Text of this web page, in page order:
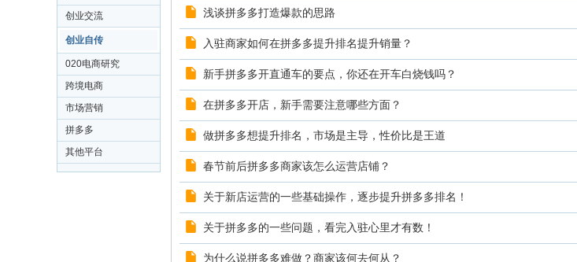
创业交流
创业自传
020电商研究
跨境电商
市场营销
拼多多
其他平台
浅谈拼多多打造爆款的思路
入驻商家如何在拼多多提升排名提升销量？
新手拼多多开直通车的要点，你还在开车白烧钱吗？
在拼多多开店，新手需要注意哪些方面？
做拼多多想提升排名，市场是主导，性价比是王道
春节前后拼多多商家该怎么运营店铺？
关于新店运营的一些基础操作，逐步提升拼多多排名！
关于拼多多的一些问题，看完入驻心里才有数！
为什么说拼多多难做？商家该何去何从？